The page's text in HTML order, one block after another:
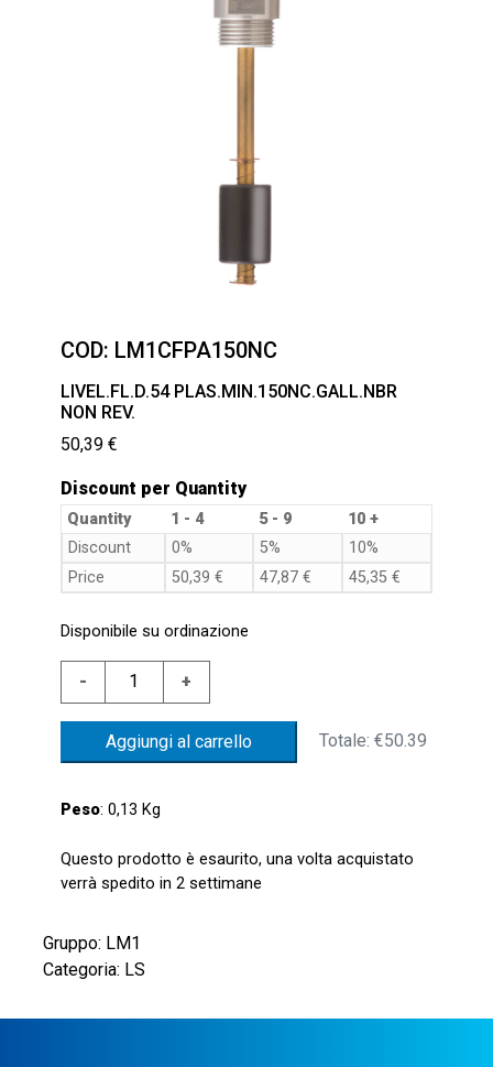
COD: LM1CFPA150NC
LIVEL.FL.D.54 PLAS.MIN.150NC.GALL.NBR
NON REV.
50,39 €
Discount per Quantity
Quantity 1 - 4 5 - 9
10 +
Discount
0% 5%
10%
Price
50,39 € 47,87 € 45,35 €
Disponibile su ordinazione
-
LIVEL.FL.D.54
PLAS.MIN.150NC.GALL.NBR
NON
REV.
+
Aggiungi al carrello Totale:€50.39
Peso: 0,13 Kg
Questo prodotto è esaurito, una volta acquistato
verrà spedito in 2 settimane
Gruppo: LM1
Categoria: LS